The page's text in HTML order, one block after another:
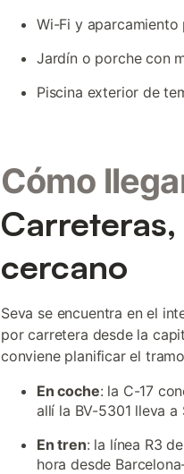
Wi-Fi y
Jardín o porche con
Piscina exterior de
Cómo
cercano
Seva se encuentra en el
por carretera desde la
conviene planificar el
En coche: la C-17
allí la BV-5301 lleva a
En tren: la línea R3
hora desde